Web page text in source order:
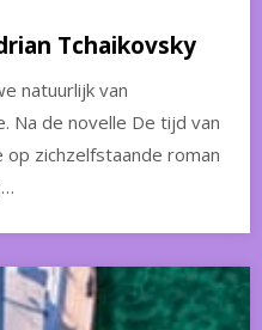
Tchaikovsky
natuurlijk van
Na de novelle De tijd van
zichzelfstaande roman